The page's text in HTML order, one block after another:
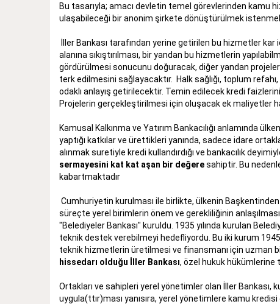
Bu tasarıyla; amacı devletin temel görevlerinden kamu
ulaşabileceği bir anonim şirkete dönüştürülmek
İller Bankası tarafından yerine getirilen bu hizmetler kar
alanına sıkıştırılması, bir yandan bu hizmetlerin
gördürülmesi sonucunu doğuracak, diğer yandan
terk edilmesini sağlayacaktır. Halk sağlığı, toplum
odaklı anlayış getirilecektir. Temin edilecek kredi
Projelerin gerçekleştirilmesi için oluşacak ek maliyetler
Kamusal Kalkınma ve Yatırım Bankacılığı anlamında
yaptığı katkılar ve ürettikleri yanında, sadece idare
alınmak suretiyle kredi kullandırdığı ve bankacılık
sermayesini kat kat aşan bir değeresahiptir. Bu
kabartmaktadır
Cumhuriyetin kurulması ile birlikte, ülkenin
süreçte yerel birimlerin önem ve gerekliliğinin
"Belediyeler Bankası" kuruldu. 1935 yılında kurulan
teknik destek verebilmeyi hedefliyordu. Bu iki kurum 1945
teknik hizmetlerin üretilmesi ve finansmanı için uzman
hissedarı olduğu İller Bankası, özel hukuk
Ortakları ve sahipleri yerel yönetimler olan İller
uygula(ttır)ması yanısıra, yerel yönetimlere kamu kredisi